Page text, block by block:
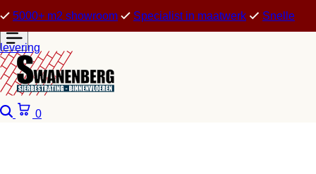
5000+ m2 showroom Specialist in maatwerk Snelle
levering
Zoeken
0